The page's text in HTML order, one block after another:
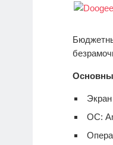
ОС: